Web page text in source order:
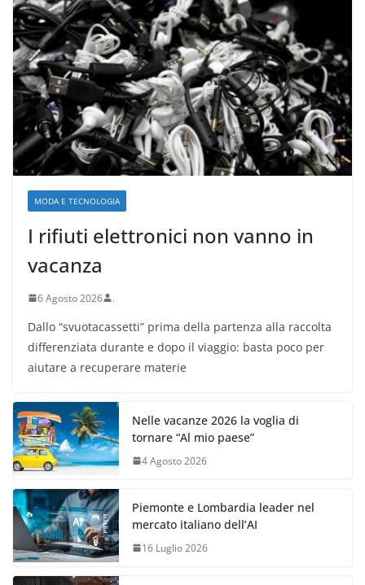
MODA E TECNOLOGIA
I rifiuti elettronici non vanno in
vacanza
6 Agosto 2026 .
Dallo “svuotacassetti” prima della partenza alla raccolta
differenziata durante e dopo il viaggio: basta poco per
aiutare a recuperare materie
Nelle vacanze 2026 la voglia di
tornare “Al mio paese”
4 Agosto 2026
Piemonte e Lombardia leader nel
mercato italiano dell’AI
16 Luglio 2026